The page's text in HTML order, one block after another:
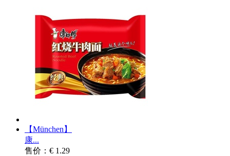
【München】
康...
售价：€ 1.29